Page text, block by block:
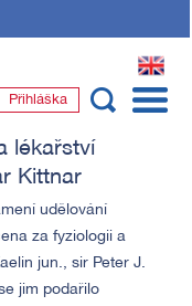
EN
Přihláška
lékařství
Kittnar
udělování
za fyziologii a
jun., sir Peter J.
jim podařilo